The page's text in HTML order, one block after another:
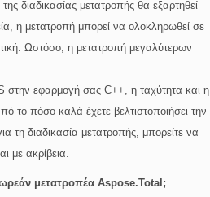
διαδικασίας μετατροπής θα εξαρτηθεί
η μετατροπή μπορεί να ολοκληρωθεί σε
Ωστόσο, η μετατροπή μεγαλύτερων
στην εφαρμογή σας C++, η ταχύτητα και η
το πόσο καλά έχετε βελτιστοποιήσει την
τη διαδικασία μετατροπής, μπορείτε να
με ακρίβεια.
μετατροπέα Aspose.Total;